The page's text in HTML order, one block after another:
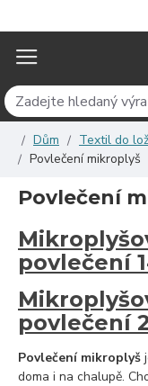
Dům Textil do
Povlečení mikroplyš
Povlečení
povlečení
povlečení
Povlečení mikroplyš
doma i na chalupě.